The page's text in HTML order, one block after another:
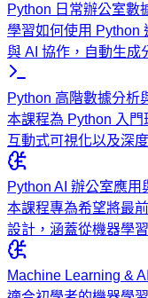
Python 日常辦公室數
學習如何使用 Python
與 AI 協作，自動生成
Python 高階數據分析
本課程為 Python 入門
互動式可視化以及深
Python AI 辦公室應用
本課程專為希望將最
設計，涵蓋從機器學
Machine Learning &